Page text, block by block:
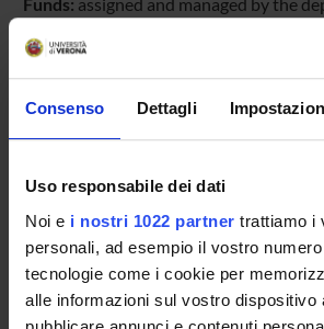
Consenso Dettagli
Uso responsabile dei dati
Noi e i nostri 1022 partner trattiamo i
personali, ad esempio il vostro
tecnologie come i cookie per
alle informazioni sul vostro dispositivo
Funds: assigned and managed by the
PROJECT PARTICIPANTS
Nicolas Raul Figueroa
Martina Marini
Annalisa Polverari
Associate Professor